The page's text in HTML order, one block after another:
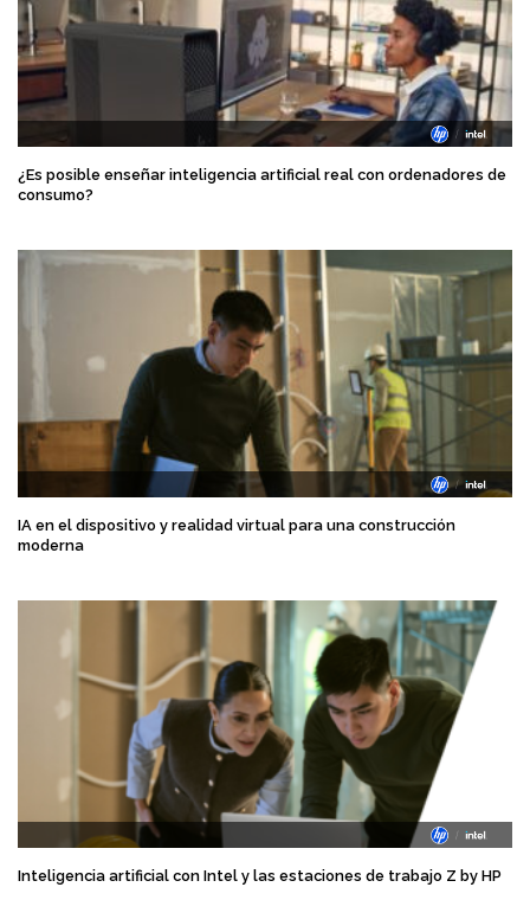
¿Es posible enseñar inteligencia artificial real con ordenadores de
consumo?
IA en el dispositivo y realidad virtual para una construcción
moderna
Inteligencia artificial con Intel y las estaciones de trabajo Z by HP